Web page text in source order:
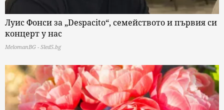
Луис Фонси за „Despacito“, семейството и първия си
концерт у нас
MelomanBG - Sled5.bg